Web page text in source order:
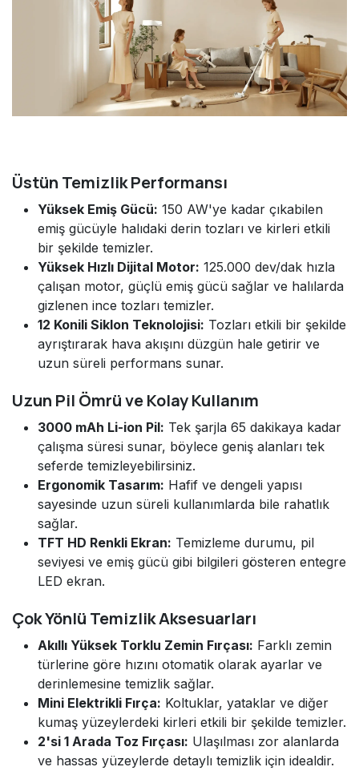
Üstün Temizlik Performansı
Yüksek Emiş Gücü: 150 AW'ye kadar çıkabilen
emiş gücüyle halıdaki derin tozları ve kirleri etkili
bir şekilde temizler.
Yüksek Hızlı Dijital Motor: 125.000 dev/dak hızla
çalışan motor, güçlü emiş gücü sağlar ve halılarda
gizlenen ince tozları temizler.
12 Konili Siklon Teknolojisi: Tozları etkili bir şekilde
ayrıştırarak hava akışını düzgün hale getirir ve
uzun süreli performans sunar.
Uzun Pil Ömrü ve Kolay Kullanım
3000 mAh Li-ion Pil: Tek şarjla 65 dakikaya kadar
çalışma süresi sunar, böylece geniş alanları tek
seferde temizleyebilirsiniz.
Ergonomik Tasarım: Hafif ve dengeli yapısı
sayesinde uzun süreli kullanımlarda bile rahatlık
sağlar.
TFT HD Renkli Ekran: Temizleme durumu, pil
seviyesi ve emiş gücü gibi bilgileri gösteren entegre
LED ekran.
Çok Yönlü Temizlik Aksesuarları
Akıllı Yüksek Torklu Zemin Fırçası: Farklı zemin
türlerine göre hızını otomatik olarak ayarlar ve
derinlemesine temizlik sağlar.
Mini Elektrikli Fırça: Koltuklar, yataklar ve diğer
kumaş yüzeylerdeki kirleri etkili bir şekilde temizler.
2'si 1 Arada Toz Fırçası: Ulaşılması zor alanlarda
ve hassas yüzeylerde detaylı temizlik için idealdir.